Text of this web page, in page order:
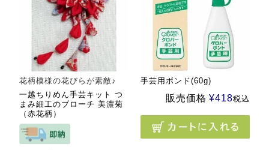
花柄模様の花びらが素敵♪
一越ちりめん手芸キット つ
まみ細工のブローチ 美濃菊
（赤花柄）
手芸用ボンド(60g)
販売価格 ¥418税込